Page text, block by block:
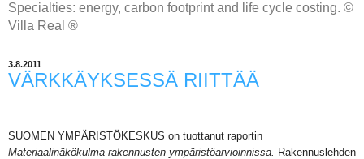
Specialties: energy, carbon footprint and life cycle costing. ©
Villa Real ®
3.8.2011
VÄRKKÄYKSESSÄ RIITTÄÄ
SUOMEN YMPÄRISTÖKESKUS on tuottanut raportin
Materiaalinäkökulma rakennusten ympäristöarvioinnissa.
Rakennuslehden